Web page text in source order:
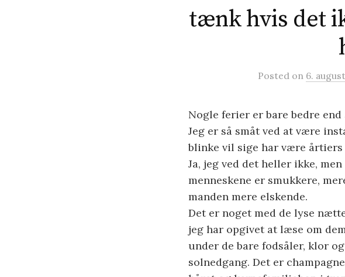
tænk hvis det
Posted on 6.
Nogle ferier er bare bedre
Jeg er så småt ved at være
blinke vil sige har være
Ja, jeg ved det heller ikke,
menneskene er smukkere,
manden mere elskende.
Det er noget med de lyse
jeg har opgivet at læse om
under de bare fodsåler, klor
solnedgang. Det er